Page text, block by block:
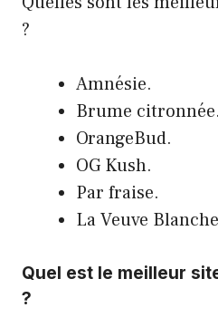
?
Amnésie.
Brume citronnée.
OrangeBud.
OG Kush.
Par fraise.
La Veuve
Quel est le meilleur
?